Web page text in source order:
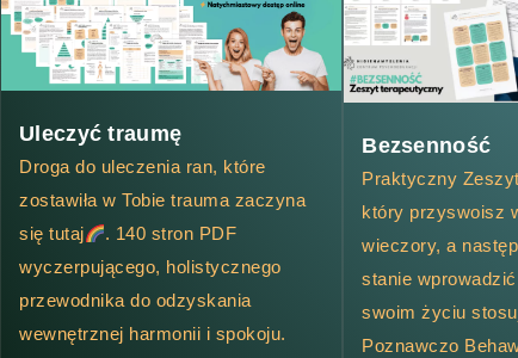
Uleczyć traumę
Droga do uleczenia ran, które
zostawiła w Tobie trauma zaczyna
się tutaj
. 140 stron PDF
wyczerpującego, holistycznego
przewodnika do odzyskania
wewnętrznej harmonii i spokoju.
Bezsenność
Praktyczny
który przyswoisz
wieczory, a
stanie
swoim życiu
Poznawczo